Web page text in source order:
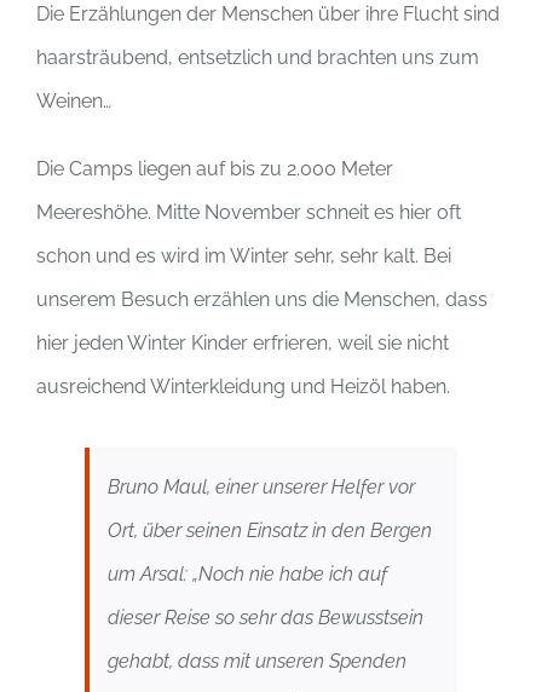
Die Erzählungen der Menschen über ihre Flucht sind
haarsträubend, entsetzlich und brachten uns zum
Weinen…
Die Camps liegen auf bis zu 2.000 Meter
Meereshöhe. Mitte November schneit es hier oft
schon und es wird im Winter sehr, sehr kalt. Bei
unserem Besuch erzählen uns die Menschen, dass
hier jeden Winter Kinder erfrieren, weil sie nicht
ausreichend Winterkleidung und Heizöl haben.
Bruno Maul, einer unserer Helfer vor
Ort, über seinen Einsatz in den Bergen
um Arsal: „Noch nie habe ich auf
dieser Reise so sehr das Bewusstsein
gehabt, dass mit unseren Spenden